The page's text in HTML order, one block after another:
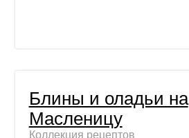
Блины и оладьи на
Масленицу
Коллекция рецептов